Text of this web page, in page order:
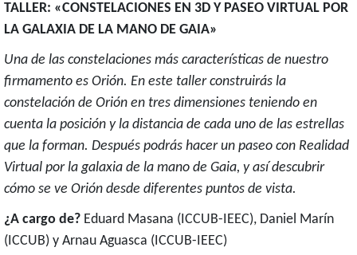
TALLER: «CONSTELACIONES EN 3D Y PASEO VIRTUAL POR
LA GALAXIA DE LA MANO DE GAIA»
Una de las constelaciones más características de nuestro
firmamento es Orión. En este taller construirás la
constelación de Orión en tres dimensiones teniendo en
cuenta la posición y la distancia de cada uno de las estrellas
que la forman. Después podrás hacer un paseo con Realidad
Virtual por la galaxia de la mano de Gaia, y así descubrir
cómo se ve Orión desde diferentes puntos de vista.
¿A cargo de? Eduard Masana (ICCUB-IEEC), Daniel Marín
(ICCUB) y Arnau Aguasca (ICCUB-IEEC)